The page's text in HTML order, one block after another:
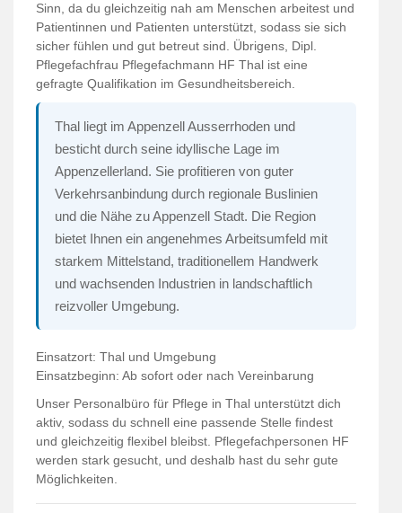
Sinn, da du gleichzeitig nah am Menschen arbeitest und
Patientinnen und Patienten unterstützt, sodass sie sich
sicher fühlen und gut betreut sind. Übrigens, Dipl.
Pflegefachfrau Pflegefachmann HF Thal ist eine
gefragte Qualifikation im Gesundheitsbereich.
Thal liegt im Appenzell Ausserrhoden und
besticht durch seine idyllische Lage im
Appenzellerland. Sie profitieren von guter
Verkehrsanbindung durch regionale Buslinien
und die Nähe zu Appenzell Stadt. Die Region
bietet Ihnen ein angenehmes Arbeitsumfeld mit
starkem Mittelstand, traditionellem Handwerk
und wachsenden Industrien in landschaftlich
reizvoller Umgebung.
Einsatzort: Thal und Umgebung
Einsatzbeginn: Ab sofort oder nach Vereinbarung
Unser Personalbüro für Pflege in Thal unterstützt dich
aktiv, sodass du schnell eine passende Stelle findest
und gleichzeitig flexibel bleibst. Pflegefachpersonen HF
werden stark gesucht, und deshalb hast du sehr gute
Möglichkeiten.